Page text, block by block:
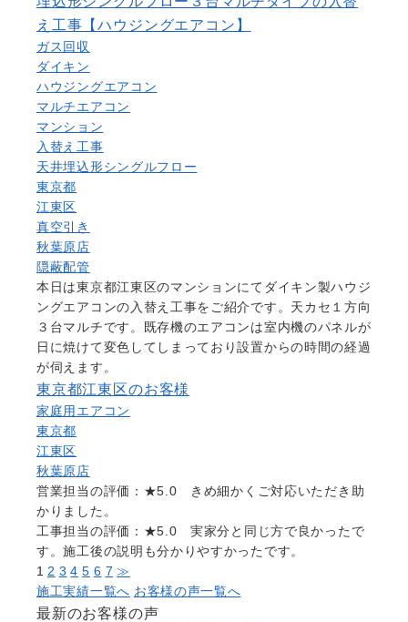
え工事【ハウジングエアコン】
ガス回収
ダイキン
ハウジングエアコン
マルチエアコン
マンション
入替え工事
天井埋込形シングルフロー
東京都
江東区
真空引き
秋葉原店
隠蔽配管
本日は東京都江東区のマンションにてダイキン製ハウジ
ングエアコンの入替え工事をご紹介です。天カセ１方向
３台マルチです。既存機のエアコンは室内機のパネルが
日に焼けて変色してしまっており設置からの時間の経過
が伺えます。
東京都江東区のお客様
家庭用エアコン
東京都
江東区
秋葉原店
営業担当の評価：★5.0 きめ細かくご対応いただき助
かりました。
工事担当の評価：★5.0 実家分と同じ方で良かったで
す。施工後の説明も分かりやすかったです。
1 2 3 4 5 6 7 ≫
施工実績一覧へ お客様の声一覧へ
最新のお客様の声